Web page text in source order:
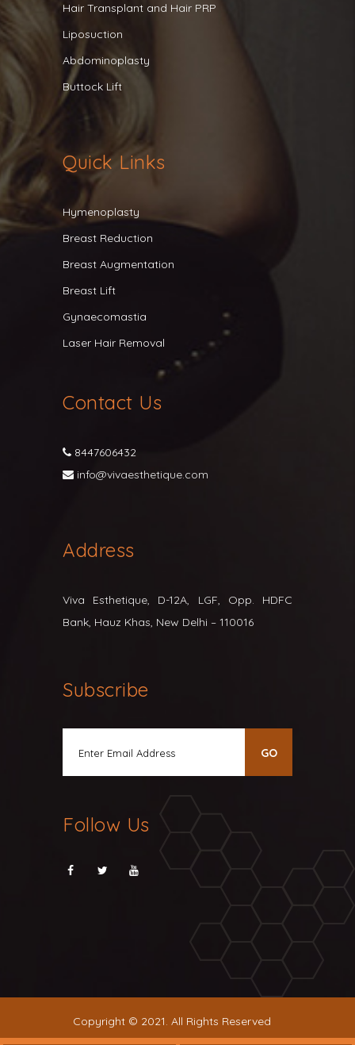
Hair Transplant and Hair PRP
Liposuction
Abdominoplasty
Buttock Lift
Quick Links
Hymenoplasty
Breast Reduction
Breast Augmentation
Breast Lift
Gynaecomastia
Laser Hair Removal
Contact Us
8447606432
info@vivaesthetique.com
Address
Viva Esthetique, D-12A, LGF, Opp. HDFC
Bank, Hauz Khas, New Delhi – 110016
Subscribe
Follow Us
Copyright © 2021. All Rights Reserved